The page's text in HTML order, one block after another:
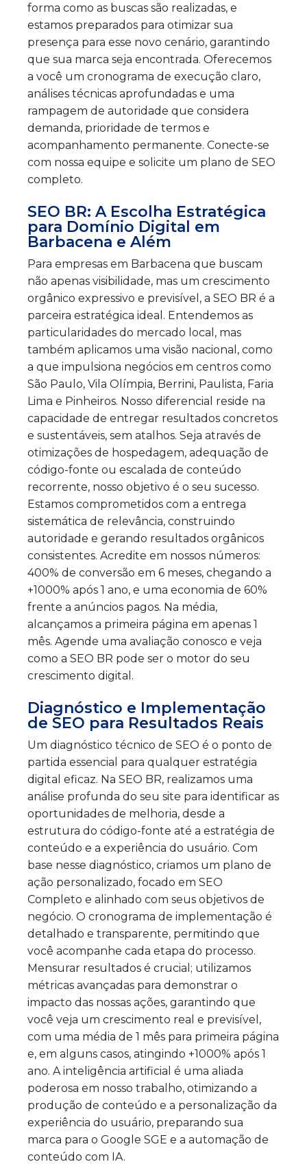
forma como as buscas são realizadas, e
estamos preparados para otimizar sua
presença para esse novo cenário, garantindo
que sua marca seja encontrada. Oferecemos
a você um cronograma de execução claro,
análises técnicas aprofundadas e uma
rampagem de autoridade que considera
demanda, prioridade de termos e
acompanhamento permanente. Conecte-se
com nossa equipe e solicite um plano de SEO
completo.
SEO BR: A Escolha Estratégica
para Domínio Digital em
Barbacena e Além
Para empresas em Barbacena que buscam
não apenas visibilidade, mas um crescimento
orgânico expressivo e previsível, a SEO BR é a
parceira estratégica ideal. Entendemos as
particularidades do mercado local, mas
também aplicamos uma visão nacional, como
a que impulsiona negócios em centros como
São Paulo, Vila Olímpia, Berrini, Paulista, Faria
Lima e Pinheiros. Nosso diferencial reside na
capacidade de entregar resultados concretos
e sustentáveis, sem atalhos. Seja através de
otimizações de hospedagem, adequação de
código-fonte ou escalada de conteúdo
recorrente, nosso objetivo é o seu sucesso.
Estamos comprometidos com a entrega
sistemática de relevância, construindo
autoridade e gerando resultados orgânicos
consistentes. Acredite em nossos números:
400% de conversão em 6 meses, chegando a
+1000% após 1 ano, e uma economia de 60%
frente a anúncios pagos. Na média,
alcançamos a primeira página em apenas 1
mês. Agende uma avaliação conosco e veja
como a SEO BR pode ser o motor do seu
crescimento digital.
Diagnóstico e Implementação
de SEO para Resultados Reais
Um diagnóstico técnico de SEO é o ponto de
partida essencial para qualquer estratégia
digital eficaz. Na SEO BR, realizamos uma
análise profunda do seu site para identificar as
oportunidades de melhoria, desde a
estrutura do código-fonte até a estratégia de
conteúdo e a experiência do usuário. Com
base nesse diagnóstico, criamos um plano de
ação personalizado, focado em SEO
Completo e alinhado com seus objetivos de
negócio. O cronograma de implementação é
detalhado e transparente, permitindo que
você acompanhe cada etapa do processo.
Mensurar resultados é crucial; utilizamos
métricas avançadas para demonstrar o
impacto das nossas ações, garantindo que
você veja um crescimento real e previsível,
com uma média de 1 mês para primeira página
e, em alguns casos, atingindo +1000% após 1
ano. A inteligência artificial é uma aliada
poderosa em nosso trabalho, otimizando a
produção de conteúdo e a personalização da
experiência do usuário, preparando sua
marca para o Google SGE e a automação de
conteúdo com IA.